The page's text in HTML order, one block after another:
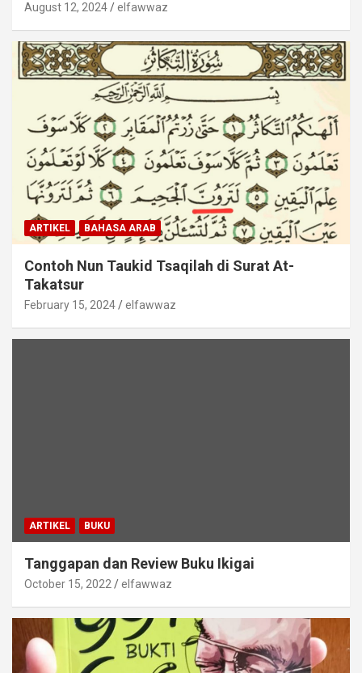
August 12, 2024 elfawwaz
ARTIKEL BAHASA ARAB
Contoh Nun Taukid Tsaqilah di Surat At-
Takatsur
February 15, 2024 elfawwaz
ARTIKEL BUKU
Tanggapan dan Review Buku Ikigai
October 15, 2022 elfawwaz